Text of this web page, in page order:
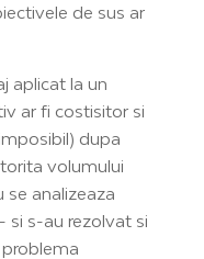
de sus ar
aplicat la un
ar fi costisitor si
dupa
volumului
se analizeaza
si s-au rezolvat si